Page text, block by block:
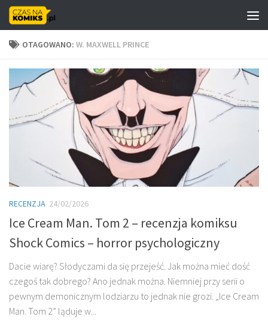
Skip to content
OTAGOWANO: W. MAXWELL PRINCE
RECENZJA 24/02/2026
Ice Cream Man. Tom 2 – recenzja komiksu
Shock Comics – horror psychologiczny
Dacie wiarę? Słodyczami da się przejeść. Jak można mieć dość
czegoś tak dobrego? Ano jednak można. Niemniej przy serii o
pewnym demonicznym lodziarzu to jednak nie grozi. „Ice Cream
Man. Tom 2” ląduje w...